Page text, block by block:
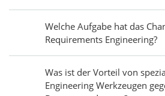
Welche Aufgabe hat das
Requirements Engineering?
Was ist der Vorteil von
Engineering Werkzeugen